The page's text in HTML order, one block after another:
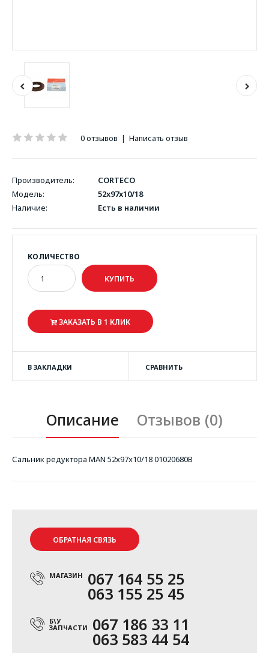
0 отзывов | Написать отзыв
Производитель:
CORTECO
Модель:
52x97x10/18
Наличие:
Есть в наличии
КОЛИЧЕСТВО
ЗАКАЗАТЬ В 1 КЛИК
В ЗАКЛАДКИ СРАВНИТЬ
Описание Отзывов (0)
Сальник редуктора MAN 52x97x10/18 01020680B
ОБРАТНАЯ СВЯЗЬ
МАГАЗИН 067 164 55 25
063 155 25 45
Б\У
ЗАПЧАСТИ 067 186 33 11
063 583 44 54